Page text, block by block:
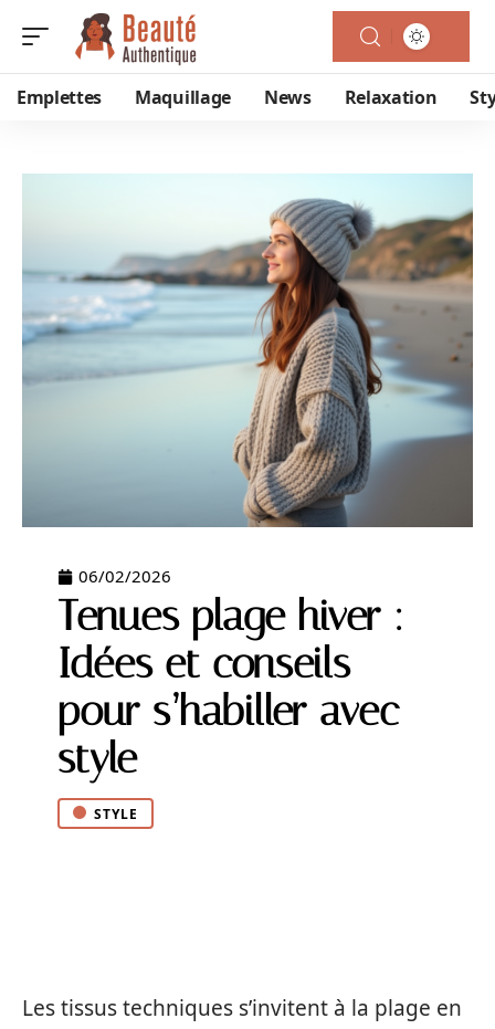
Emplettes Maquillage News Relaxation
06/02/2026
Tenues plage hiver :
Idées et conseils
pour s’habiller avec
style
STYLE
Les tissus techniques s’invitent à la plage en